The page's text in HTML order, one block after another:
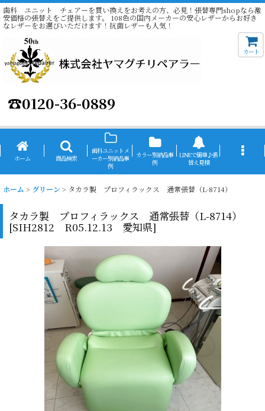
歯科 ユニット チェアーを買い換えをお考えの方、必見！張替専門shopなら激
安価格の張替えをご提供します。 108色の国内メーカーの安心レザーからお好き
なレザーをお選びいただけます！抗菌レザーも人気！
☎0120-36-0889
カート
ホーム 商品検索
歯科ユニットメ
ーカー別納品事
例
カラー別納品事
例
LINEで簡単♪張
替え見積
ホーム > グリーン > タカラ製 プロフィラックス 通常張替（L-8714）
タカラ製 プロフィラックス 通常張替（L-8714）
[SIH2812 R05.12.13 愛知県]